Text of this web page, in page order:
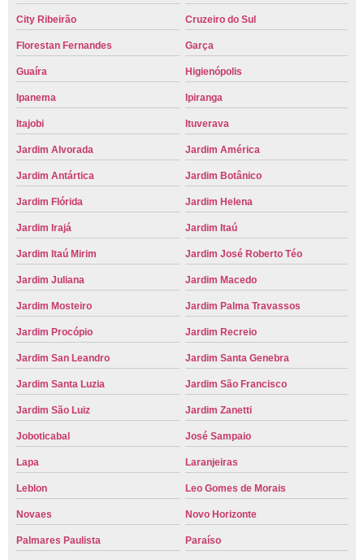
City Ribeirão Cruzeiro do Sul
Florestan Fernandes Garça
Guaíra Higienópolis
Ipanema Ipiranga
Itajobi Ituverava
Jardim Alvorada Jardim América
Jardim Antártica Jardim Botânico
Jardim Flórida Jardim Helena
Jardim Irajá Jardim Itaú
Jardim Itaú Mirim Jardim José Roberto Téo
Jardim Juliana Jardim Macedo
Jardim Mosteiro Jardim Palma Travassos
Jardim Procópio Jardim Recreio
Jardim San Leandro Jardim Santa Genebra
Jardim Santa Luzia Jardim São Francisco
Jardim São Luiz Jardim Zanetti
Joboticabal José Sampaio
Lapa Laranjeiras
Leblon Leo Gomes de Morais
Novaes Novo Horizonte
Palmares Paulista Paraíso